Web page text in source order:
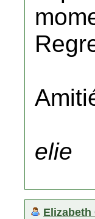
elie
Elizabeth